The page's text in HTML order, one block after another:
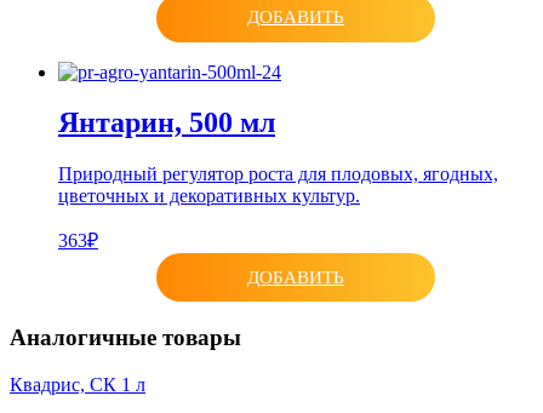
ДОБАВИТЬ
Янтарин, 500 мл
Природный регулятор роста для плодовых, ягодных,
цветочных и декоративных культур.
363₽
ДОБАВИТЬ
Аналогичные товары
Квадрис, СК 1 л